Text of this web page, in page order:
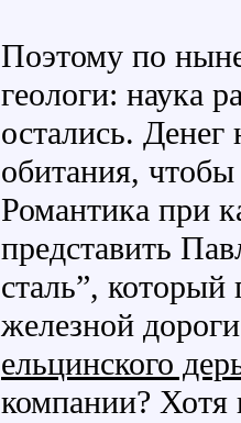
Поэтому по
геологи: наука
остались. Денег
обитания,
Романтика при
представить
сталь”, который
железной
ельцинского
компании? Хотя